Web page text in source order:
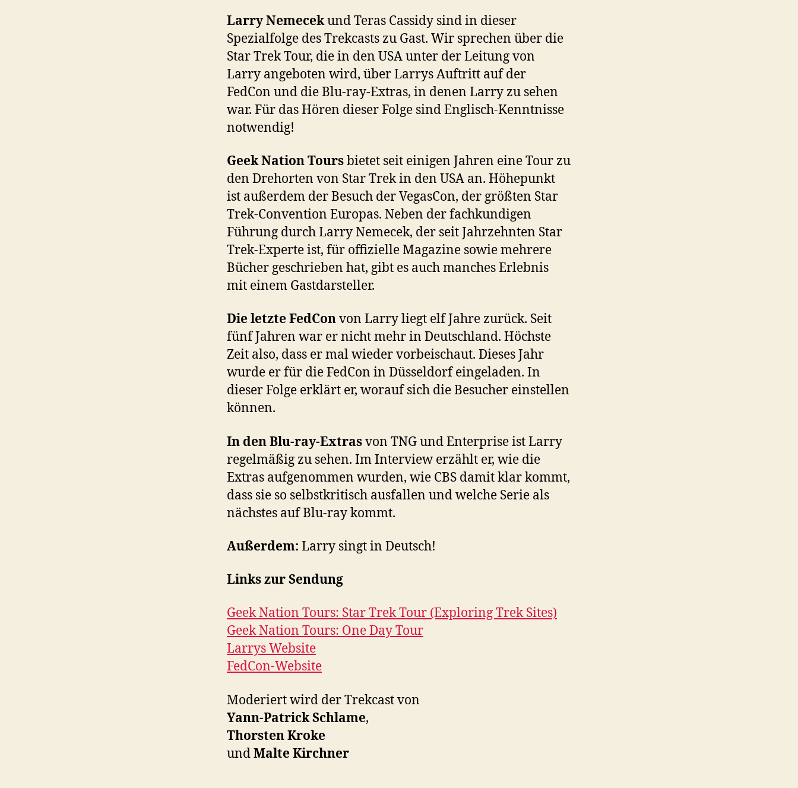
Larry Nemecekund Teras Cassidy sind in dieser
Spezialfolge des Trekcasts zu Gast. Wir sprechen über die
Star Trek Tour, die in den USA unter der Leitung von
Larry angeboten wird, über Larrys Auftritt auf der
FedCon und die Blu-ray-Extras, in denen Larry zu sehen
war. Für das Hören dieser Folge sind Englisch-Kenntnisse
notwendig!
Geek Nation Toursbietet seit einigen Jahren eine Tour zu
den Drehorten von Star Trek in den USA an. Höhepunkt
ist außerdem der Besuch der VegasCon, der größten Star
Trek-Convention Europas. Neben der fachkundigen
Führung durch Larry Nemecek, der seit Jahrzehnten Star
Trek-Experte ist, für offizielle Magazine sowie mehrere
Bücher geschrieben hat, gibt es auch manches Erlebnis
mit einem Gastdarsteller.
Die letzte FedConvon Larry liegt elf Jahre zurück. Seit
fünf Jahren war er nicht mehr in Deutschland. Höchste
Zeit also, dass er mal wieder vorbeischaut. Dieses Jahr
wurde er für die FedCon in Düsseldorf eingeladen. In
dieser Folge erklärt er, worauf sich die Besucher einstellen
können.
In den Blu-ray-Extrasvon TNG und Enterprise ist Larry
regelmäßig zu sehen. Im Interview erzählt er, wie die
Extras aufgenommen wurden, wie CBS damit klar kommt,
dass sie so selbstkritisch ausfallen und welche Serie als
nächstes auf Blu-ray kommt.
Außerdem: Larry singt in Deutsch!
Links zur Sendung
Geek Nation Tours: Star Trek Tour (Exploring Trek Sites)
Geek Nation Tours: One Day Tour
Larrys Website
FedCon-Website
Moderiert wird der Trekcast von
Yann-Patrick Schlame,
Thorsten Kroke
undMalte Kirchner